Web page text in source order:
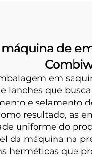
de
em
lanches que
e selamento
resultado, as
uniforme do
da máquina na
herméticas que